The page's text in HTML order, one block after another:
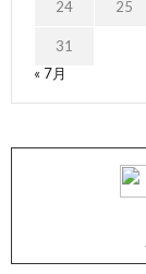
24 25
31
« 7月